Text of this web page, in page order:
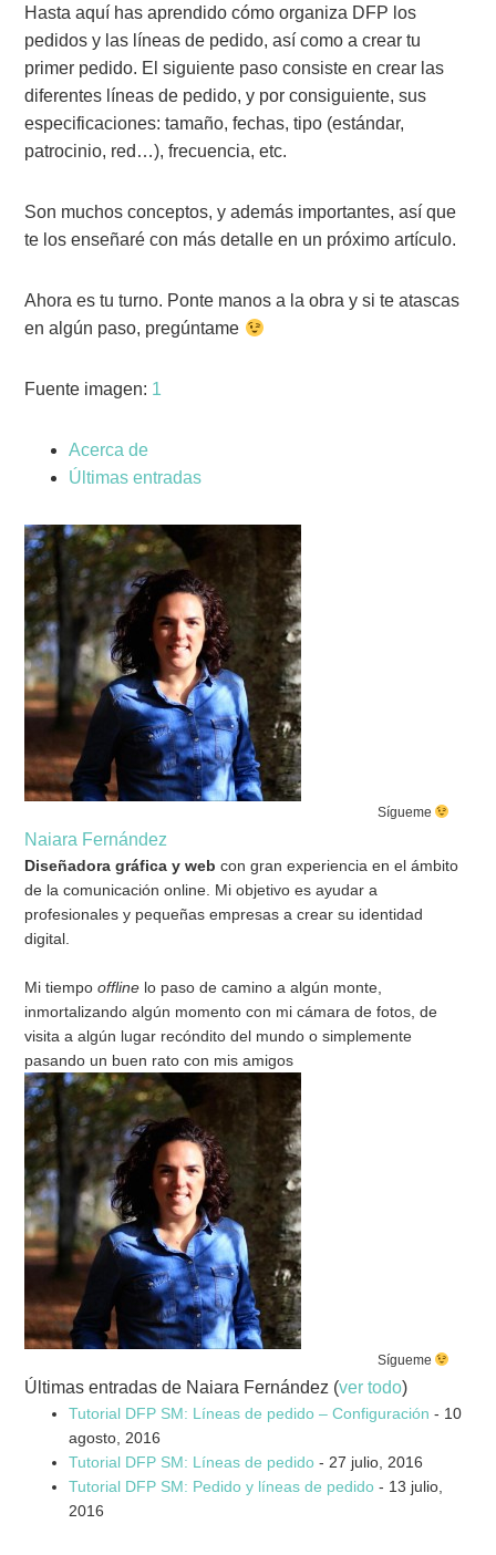
Hasta aquí has aprendido cómo organiza DFP los
pedidos y las líneas de pedido, así como a crear tu
primer pedido. El siguiente paso consiste en crear las
diferentes líneas de pedido, y por consiguiente, sus
especificaciones: tamaño, fechas, tipo (estándar,
patrocinio, red…), frecuencia, etc.
Son muchos conceptos, y además importantes, así que
te los enseñaré con más detalle en un próximo artículo.
Ahora es tu turno. Ponte manos a la obra y si te atascas
en algún paso, pregúntame
Fuente imagen: 1
Acerca de
Últimas entradas
Sígueme
Naiara Fernández
Diseñadora gráfica y web con gran experiencia en el ámbito
de la comunicación online. Mi objetivo es ayudar a
profesionales y pequeñas empresas a crear su identidad
digital.
Mi tiempooffline lo paso de camino a algún monte,
inmortalizando algún momento con mi cámara de fotos, de
visita a algún lugar recóndito del mundo o simplemente
pasando un buen rato con mis amigos
Sígueme
Últimas entradas de Naiara Fernández (ver todo)
Tutorial DFP SM: Líneas de pedido – Configuración - 10
agosto, 2016
Tutorial DFP SM: Líneas de pedido - 27 julio, 2016
Tutorial DFP SM: Pedido y líneas de pedido - 13 julio,
2016